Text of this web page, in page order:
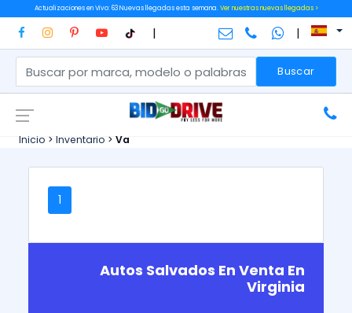
Actualizaciones en Vivo: 63 Nuevas llegadas esta semana.Ver nuestras nuevas llegadas >
| |
Buscar
Inicio > Inventario > Va
1
Autos Salvados En Venta En
Virginia